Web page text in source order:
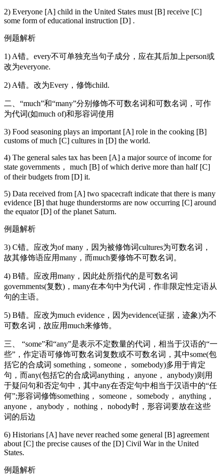
2) Everyone [A] child in the United States must [B] receive [C]
some form of educational instruction [D] .
例题解析
1) A错。every不可单独充当句子成分，应在其后加上person或
改为everyone.
2) A错。改为Every，修饰child.
二、“much”和“many”分别修饰不可数名词和可数名词，可作
为代词(如much of)和形容词使用
3) Food seasoning plays an important [A] role in the cooking [B]
customs of much [C] cultures in [D] the world.
4) The general sales tax has been [A] a major source of income for
state governments， much [B] of which derive more than half [C]
of their budgets from [D] it.
5) Data received from [A] two spacecraft indicate that there is many
evidence [B] that huge thunderstorms are now occurring [C] around
the equator [D] of the planet Saturn.
例题解析
3) C错。应改为of many，因为被修饰词cultures为可数名词，
故其修饰语应用many，而much要修饰不可数名词。
4) B错。应改用many，因此处所指代的是可数名词
governments(复数)，many在本句中为代词，作非限定性定语从
句的主语。
5) B错。应改为much evidence，因为evidence(证据，迹象)为不
可数名词，故应用much来修饰。
三、 “some”和“any”是表示不定数量的代词，相当于汉语的“一
些”，作定语可修饰可数名词复数或不可数名词，其中some(包
括它的合成词 something，someone， somebody)多用于肯定
句，而any(包括它的合成词anything， anyone， anybody)则用
于疑问句和否定句中，其中any在否定句中相当于汉语中的“任
何”;形容词修饰something， someone， somebody， anything，
anyone， anybody， nothing， nobody时，形容词要放在这些
词的后边
6) Historians [A] have never reached some general [B] agreement
about [C] the precise causes of the [D] Civil War in the United
States.
例题解析